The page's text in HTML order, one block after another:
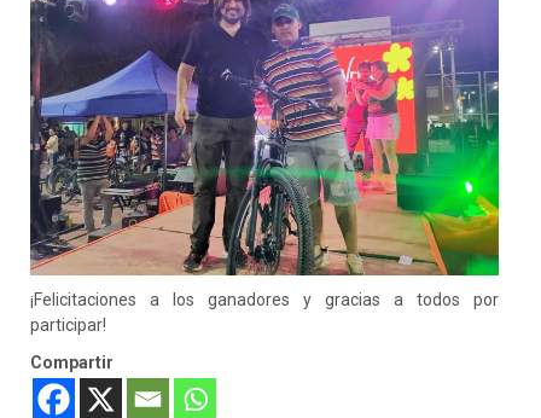
¡Felicitaciones a los ganadores y gracias a todos por
participar!
Compartir